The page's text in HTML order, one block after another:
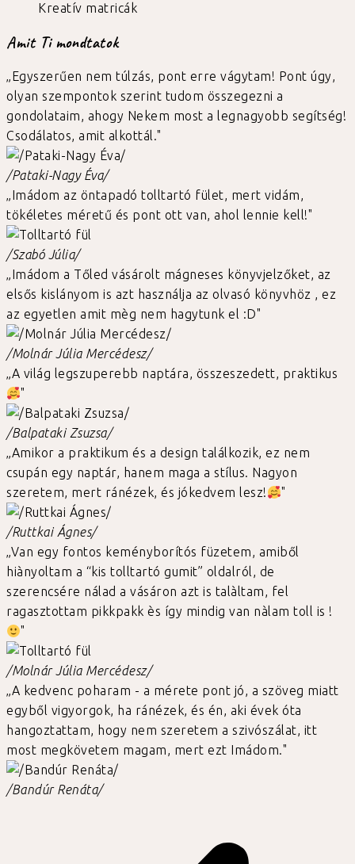
Kreatív matricák
Amit Ti mondtatok
„Egyszerűen nem túlzás, pont erre vágytam! Pont úgy,
olyan szempontok szerint tudom összegezni a
gondolataim, ahogy Nekem most a legnagyobb segítség!
Csodálatos, amit alkottál."
/Pataki-Nagy Éva/
„Imádom az öntapadó tolltartó fület, mert vidám,
tökéletes méretű és pont ott van, ahol lennie kell!"
/Szabó Júlia/
„Imádom a Tőled vásárolt mágneses könyvjelzőket, az
elsős kislányom is azt használja az olvasó könyvhöz , ez
az egyetlen amit mèg nem hagytunk el :D"
/Molnár Júlia Mercédesz/
„A világ legszuperebb naptára, összeszedett, praktikus
"
/Balpataki Zsuzsa/
„Amikor a praktikum és a design találkozik, ez nem
csupán egy naptár, hanem maga a stílus. Nagyon
szeretem, mert ránézek, és jókedvem lesz!
"
/Ruttkai Ágnes/
„Van egy fontos keményborítós füzetem, amiből
hiànyoltam a “kis tolltartó gumit” oldalról, de
szerencsére nálad a vásáron azt is talàltam, fel
ragasztottam pikkpakk ès így mindig van nàlam toll is !
"
/Molnár Júlia Mercédesz/
„A kedvenc poharam - a mérete pont jó, a szöveg miatt
egyből vigyorgok, ha ránézek, és én, aki évek óta
hangoztattam, hogy nem szeretem a szivószálat, itt
most megkövetem magam, mert ezt Imádom."
/Bandúr Renáta/